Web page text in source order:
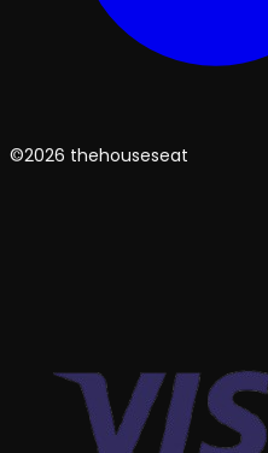
©2026 thehouseseat